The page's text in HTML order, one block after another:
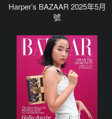
Harper’s BAZAAR 2025年5月
號